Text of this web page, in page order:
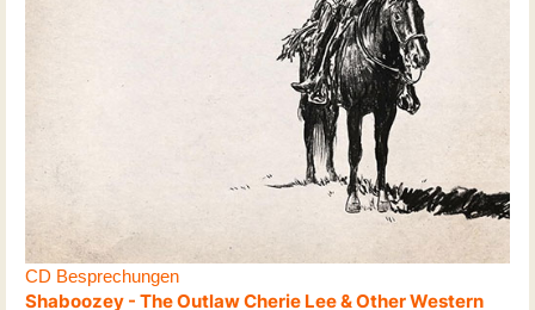
CD Besprechungen
Shaboozey - The Outlaw Cherie Lee & Other Western